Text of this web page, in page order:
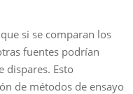
si se comparan los
fuentes podrían
dispares. Esto
de métodos de ensayo